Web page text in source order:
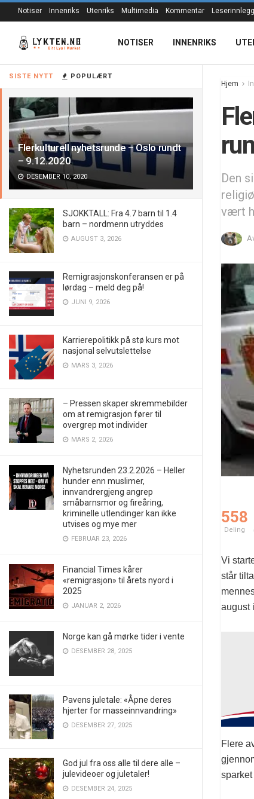
SISTE NYTT POPULÆRT
Flerkulturell nyhetsrunde – Oslo rundt
– 9.12.2020
DESEMBER 10, 2020
SJOKKTALL: Fra 4.7 barn til 1.4
barn – nordmenn utryddes
AUGUST 3, 2026
Remigrasjonskonferansen er på
lørdag – meld deg på!
JUNI 9, 2026
Karrierepolitikk på stø kurs mot
nasjonal selvutslettelse
MARS 3, 2026
– Pressen skaper skremmebilder
om at remigrasjon fører til
overgrep mot individer
MARS 2, 2026
Nyhetsrunden 23.2.2026 – Heller
hunder enn muslimer,
innvandrergjeng angrep
småbarnsmor og fireåring,
kriminelle utlendinger kan ikke
utvises og mye mer
FEBRUAR 23, 2026
Financial Times kårer
«remigrasjon» til årets nyord i
2025
JANUAR 2, 2026
Norge kan gå mørke tider i vente
DESEMBER 28, 2025
Pavens juletale: «Åpne deres
hjerter for masseinnvandring»
DESEMBER 27, 2025
God jul fra oss alle til dere alle –
julevideoer og juletaler!
DESEMBER 24, 2025
Notiser Innenriks Utenriks Multimedia Kommentar Leserinnlegg
NOTISER INNENRIKS
Hjem
Den
vært
558
Deling
Vi
står
august
Flere